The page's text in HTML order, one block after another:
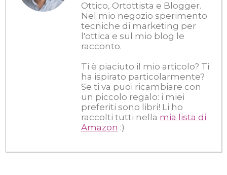
Ottico, Ortottista e Blogger.
Nel mio negozio sperimento
tecniche di marketing per
l'ottica e sul mio blog le
racconto.
Ti è piaciuto il mio articolo? Ti
ha ispirato particolarmente?
Se ti va puoi ricambiare con
un piccolo regalo: i miei
preferiti sono libri! Li ho
raccolti tutti nella mia lista di
Amazon :)